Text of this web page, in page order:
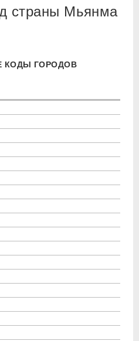
страны Мьянма
КОДЫ ГОРОДОВ